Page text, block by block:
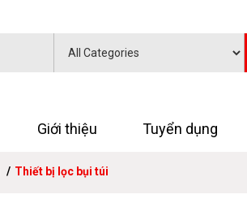
Giới thiệu Tuyển dụng
Thiết bị lọc bụi túi